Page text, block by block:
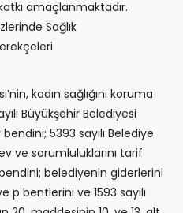
amaçlanmaktadır.
Sağlık
kadın sağlığını koruma
Büyükşehir Belediyesi
5393 sayılı Belediye
ve sorumluluklarını tarif
belediyenin giderlerini
bentlerini ve 1593 sayılı